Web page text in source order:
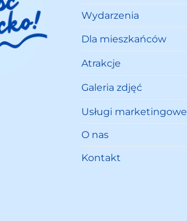
Wydarzenia
Dla mieszkańców
Atrakcje
Galeria zdjęć
Usługi marketingowe
O nas
Kontakt